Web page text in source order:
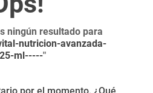
ningún resultado para
nutricion-avanzada-
ml-----